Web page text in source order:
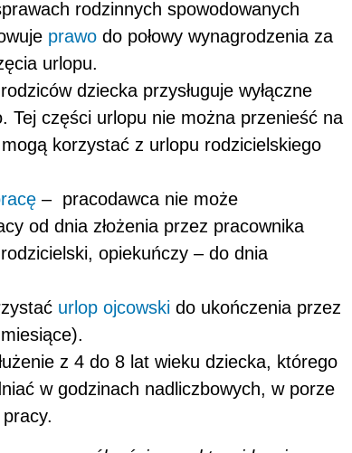
rodzinnych spowodowanych
prawo do połowy wynagrodzenia za
urlopu.
dziecka przysługuje wyłączne
Tej części urlopu nie można przenieść na
korzystać z urlopu rodzicielskiego
– pracodawca nie może
od dnia złożenia przez pracownika
opiekuńczy – do dnia
urlop ojcowski do ukończenia przez
z 4 do 8 lat wieku dziecka, którego
w godzinach nadliczbowych, w porze